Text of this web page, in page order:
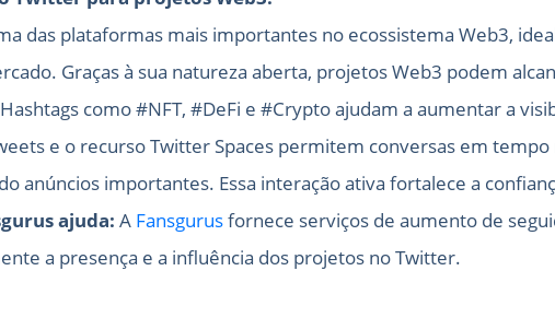
das plataformas mais importantes no ecossistema Web3,
Graças à sua natureza aberta, projetos Web3 podem
como #NFT, #DeFi e #Crypto ajudam a aumentar a
e o recurso Twitter Spaces permitem conversas em
anúncios importantes. Essa interação ativa fortalece a
ajuda: A Fansgurusfornece serviços de aumento de
a presença e a influência dos projetos no Twitter.